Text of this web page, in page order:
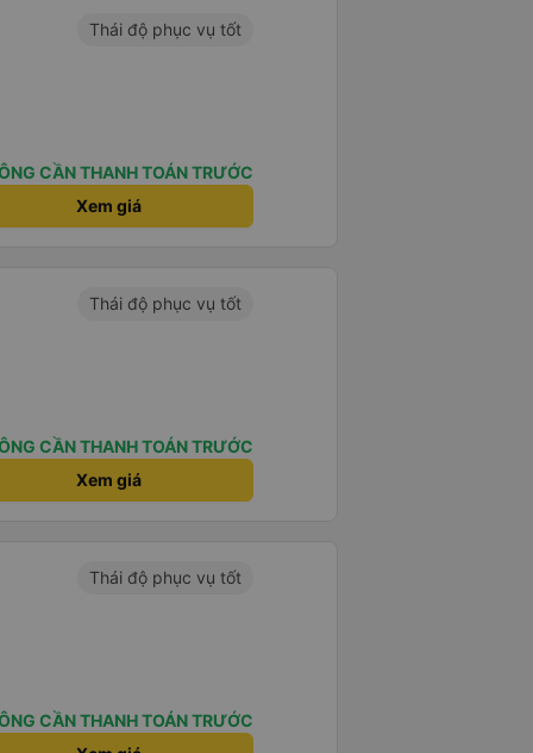
Thái độ phục vụ tốt
CẦN THANH TOÁN TRƯỚC
Xem giá
Thái độ phục vụ tốt
CẦN THANH TOÁN TRƯỚC
Xem giá
Thái độ phục vụ tốt
CẦN THANH TOÁN TRƯỚC